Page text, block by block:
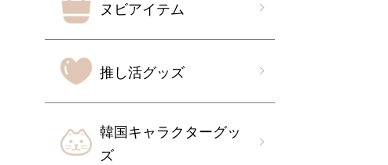
ヌビアイテム
推し活グッズ
韓国キャラクターグッ
ズ